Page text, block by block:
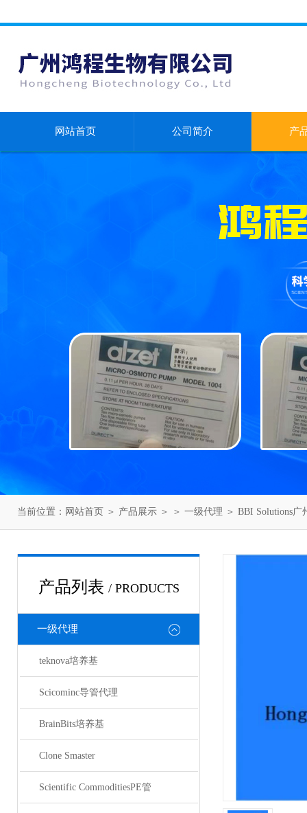
网站首页 公司简介 产
当前位置： 网站首页 ＞ 产品展示 ＞ ＞ 一级代理 ＞ BBI Solutions广
产品列表 / PRODUCTS
一级代理
teknova培养基
Scicominc导管代理
BrainBits培养基
Clone Smaster
Scientific CommoditiesPE管